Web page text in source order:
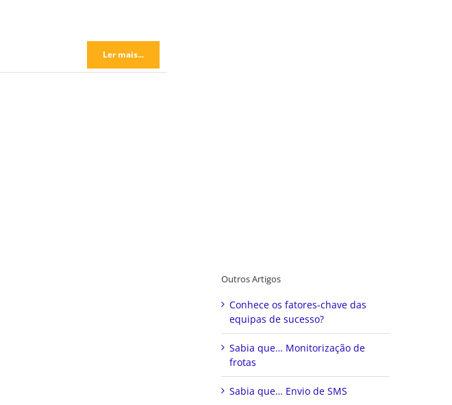
Ler mais...
Outros Artigos
Conhece os fatores-chave das
equipas de sucesso?
Sabia que… Monitorização de
frotas
Sabia que… Envio de SMS